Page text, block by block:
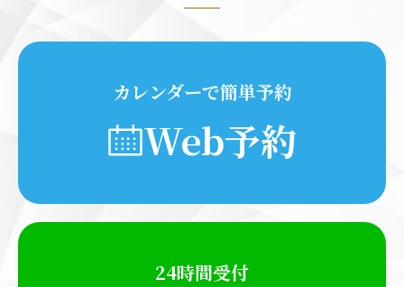
カレンダーで簡単予約
Web予約
24時間受付